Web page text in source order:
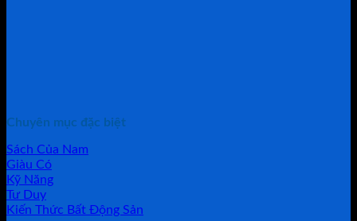
Chuyên mục đặc biệt
Sách Của Nam
Giàu Có
Kỹ Năng
Tư Duy
Kiến Thức Bất Động Sản